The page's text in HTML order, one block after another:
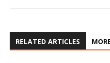
RELATED ARTICLES